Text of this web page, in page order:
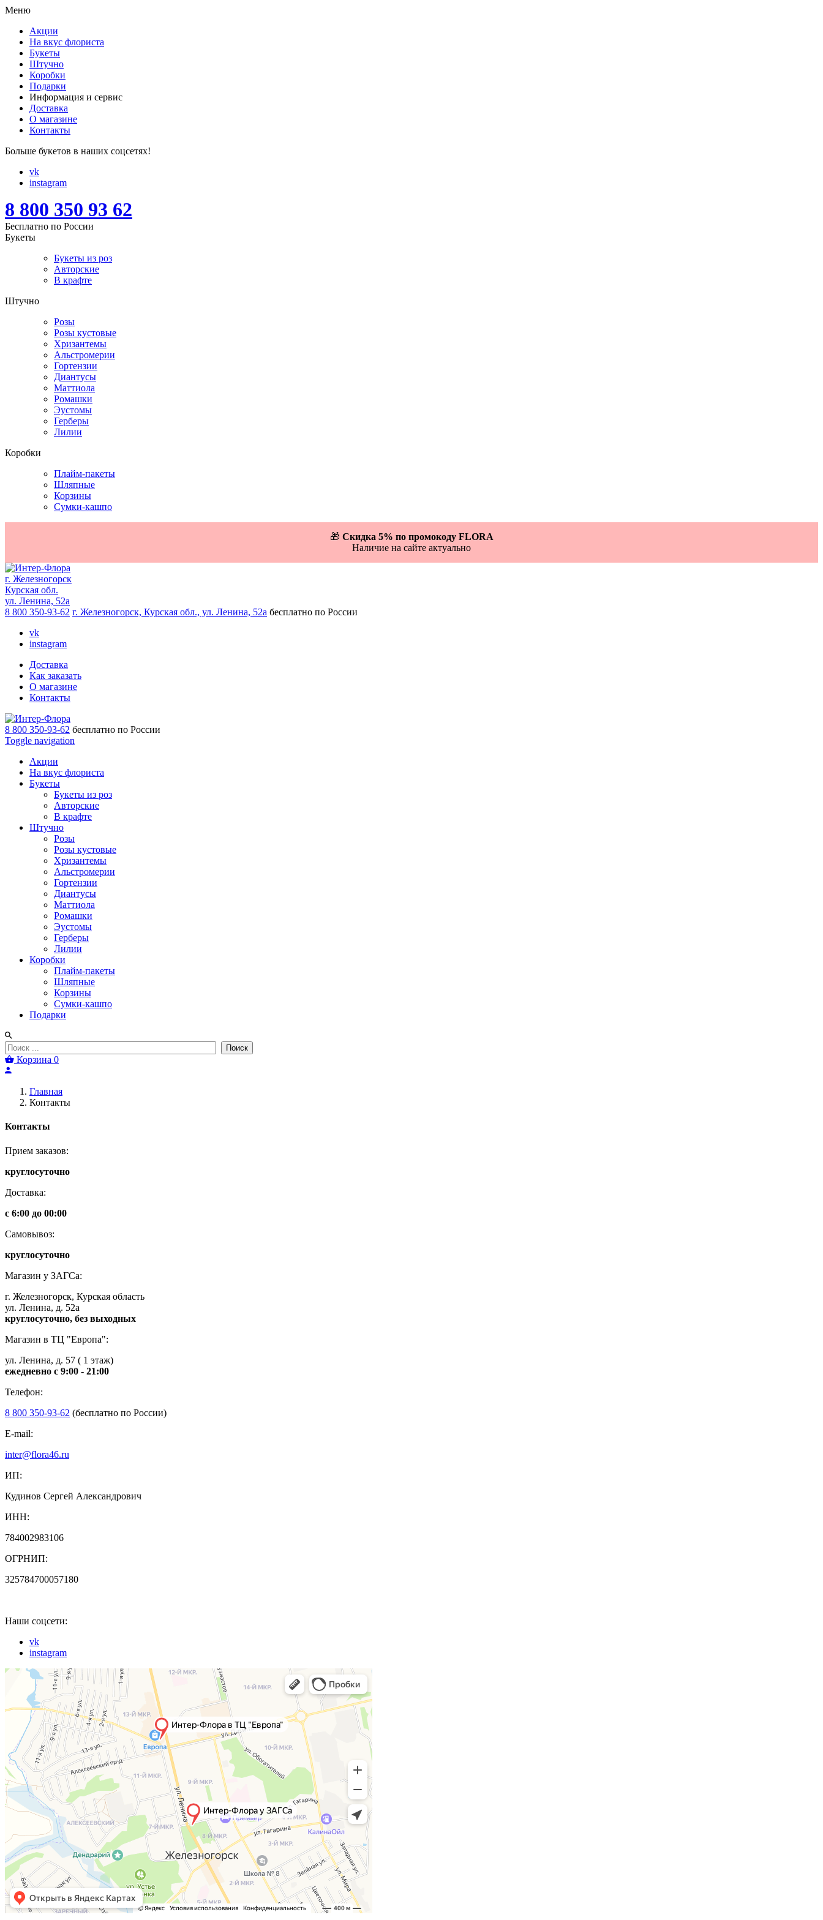
Меню
Акции
На вкус флориста
Букеты
Штучно
Коробки
Подарки
Информация и сервис
Доставка
О магазине
Контакты
Больше букетов в наших соцсетях!
vk
instagram
8 800 350 93 62
Бесплатно по России
Букеты
Букеты из роз
Авторские
В крафте
Штучно
Розы
Розы кустовые
Хризантемы
Альстромерии
Гортензии
Диантусы
Маттиола
Ромашки
Эустомы
Герберы
Лилии
Коробки
Плайм-пакеты
Шляпные
Корзины
Сумки-кашпо
🎁 Скидка 5% по промокоду FLORA
Наличие на сайте актуально
г. Железногорск
Курская обл.
ул. Ленина, 52а
8 800 350-93-62 г. Железногорск, Курская обл., ул. Ленина, 52а бесплатно по России
vk
instagram
Доставка
Как заказать
О магазине
Контакты
8 800 350-93-62 бесплатно по России
Toggle navigation
Акции
На вкус флориста
Букеты
Букеты из роз
Авторские
В крафте
Штучно
Розы
Розы кустовые
Хризантемы
Альстромерии
Гортензии
Диантусы
Маттиола
Ромашки
Эустомы
Герберы
Лилии
Коробки
Плайм-пакеты
Шляпные
Корзины
Сумки-кашпо
Подарки
Поиск
Корзина 0
Главная
Контакты
Контакты
Прием заказов:
круглосуточно
Доставка:
с 6:00 до 00:00
Самовывоз:
круглосуточно
Магазин у ЗАГСа:
г. Железногорск, Курская область
ул. Ленина, д. 52а
круглосуточно, без выходных
Магазин в ТЦ "Европа":
ул. Ленина, д. 57 ( 1 этаж)
ежедневно с 9:00 - 21:00
Телефон:
8 800 350-93-62 (бесплатно по России)
E-mail:
inter@flora46.ru
ИП:
Кудинов Сергей Александрович
ИНН:
784002983106
ОГРНИП:
325784700057180
Наши соцсети:
vk
instagram